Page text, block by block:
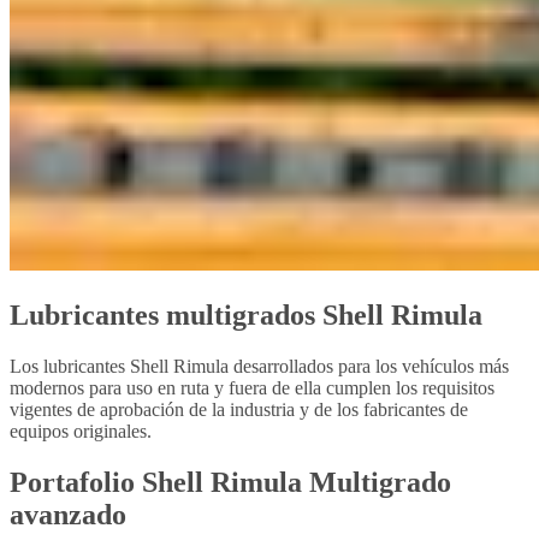
Lubricantes multigrados Shell Rimula
Los lubricantes Shell Rimula desarrollados para los vehículos más
modernos para uso en ruta y fuera de ella cumplen los requisitos
vigentes de aprobación de la industria y de los fabricantes de
equipos originales.
Portafolio Shell Rimula Multigrado
avanzado